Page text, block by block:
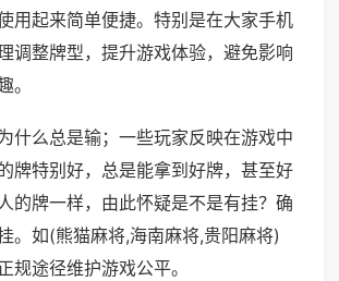
用起来简单便捷。特别是在大家手机
调整牌型，提升游戏体验，避免影响
。
什么总是输；一些玩家反映在游戏中
牌特别好，总是能拿到好牌，甚至好
的牌一样，由此怀疑是不是有挂？确
。如(熊猫麻将,海南麻将,贵阳麻将)
规途径维护游戏公平。